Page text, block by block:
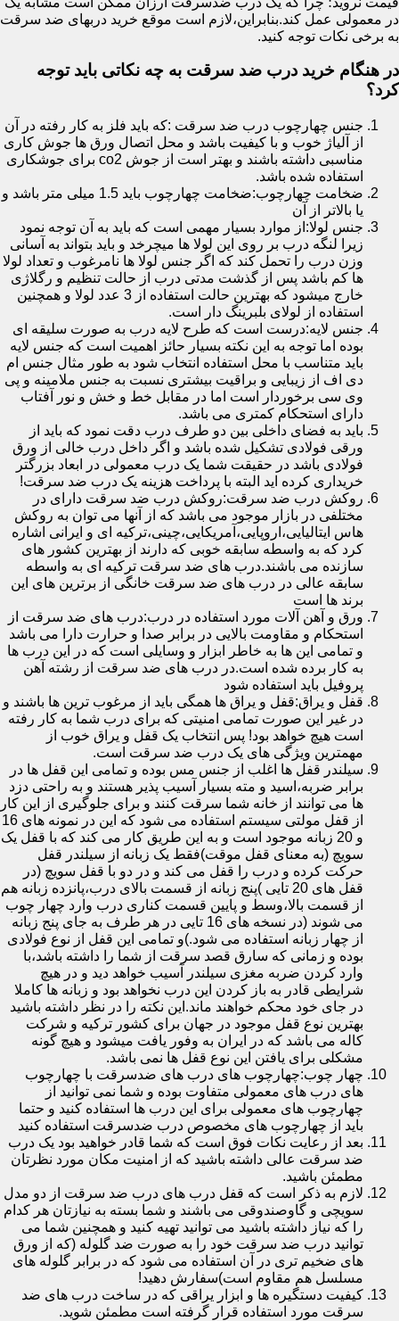
در معمولی عمل کند.بنابراین،لازم است موقع خرید دربهای ضد سرقت
به برخی نکات توجه کنید.
در هنگام خرید درب ضد سرقت به چه نکاتی باید توجه
کرد؟
جنس چهارچوب درب ضد سرقت :که باید فلز به کار رفته در آن
از آلیاژ خوب و با کیفیت باشد و محل اتصال ورق ها جوش کاری
مناسبی داشته باشند و بهتر است از جوش co2 برای جوشکاری
استفاده شده باشد.
ضخامت چهارچوب:ضخامت چهارچوب باید 1.5 میلی متر باشد و
یا بالاتر از آن
جنس لولا:از موارد بسیار مهمی است که باید به آن توجه نمود
زیرا لنگه درب بر روی این لولا ها میچرخد و باید بتواند به آسانی
وزن درب را تحمل کند که اگر جنس لولا ها نامرغوب و تعداد لولا
ها کم باشد پس از گذشت مدتی درب از حالت تنظیم و رگلاژی
خارج میشود که بهترین حالت استفاده از 3 عدد لولا و همچنین
استفاده از لولای بلبرینگ دار است.
جنس لایه:درست است که طرح لایه درب به صورت سلیقه ای
بوده اما توجه به این نکته بسیار حائز اهمیت است که جنس لایه
باید متناسب با محل استفاده انتخاب شود به طور مثال جنس ام
دی اف از زیبایی و براقیت بیشتری نسبت به جنس ملامینه و پی
وی سی برخوردار است اما در مقابل خط و خش و نور آفتاب
دارای استحکام کمتری می باشد.
باید به فضای داخلی بین دو طرف درب دقت نمود که باید از
ورقی فولادی تشکیل شده باشد و اگر داخل درب خالی از ورق
فولادی باشد در حقیقت شما یک درب معمولی در ابعاد بزرگتر
خریداری کرده اید البته با پرداخت هزینه یک درب ضد سرقت!
روکش درب ضد سرقت:روکش درب ضد سرقت دارای در
مختلفی در بازار موجود می باشد که از آنها می توان به روکش
هاس ایتالیایی،اروپایی،آمریکایی،چینی،ترکیه ای و ایرانی اشاره
کرد که به واسطه سابقه خوبی که دارند از بهترین کشور های
سازنده می باشند.درب های ضد سرقت ترکیه ای به واسطه
سابقه عالی در درب های ضد سرقت خانگی از برترین های این
برند ها است
ورق و آهن آلات مورد استفاده در درب:درب های ضد سرقت از
استحکام و مقاومت بالایی در برابر صدا و حرارت دارا می باشد
و تمامی این ها به خاطر ابزار و وسایلی است که در این درب ها
به کار برده شده است.در درب های ضد سرقت از رشته آهن
پروفیل باید استفاده شود
قفل و یراق:قفل و یراق ها همگی باید از مرغوب ترین ها باشند و
در غیر این صورت تمامی امنیتی که برای درب شما به کار رفته
است هیچ خواهد بود! پس انتخاب یک قفل و یراق خوب از
مهمترین ویژگی های یک درب ضد سرقت است.
سیلندر قفل ها اغلب از جنس مس بوده و تمامی این قفل ها در
برابر ضربه،اسید و مته بسیار آسیب پذیر هستند و به راحتی دزد
ها می توانند از خانه شما سرقت کنند و برای جلوگیری از این کار
از قفل مولتی سیستم استفاده می شود که این در نمونه های 16
و 20 زبانه موجود است و به این طریق کار می کند که با قفل یک
سویچ (به معنای قفل موقت)فقط یک زبانه از سیلندر قفل
حرکت کرده و درب را قفل می کند و در دو با قفل سویچ (در
قفل های 20 تایی )پنج زبانه از قسمت بالای درب،پانزده زبانه هم
از قسمت بالا،وسط و پایین قسمت کناری درب وارد چهار چوب
می شوند (در نسخه های 16 تایی در هر طرف به جای پنج زبانه
از چهار زبانه استفاده می شود.)و تمامی این قفل از نوع فولادی
بوده و زمانی که سارق قصد سرقت از شما را داشته باشد،با
وارد کردن ضربه مغزی سیلندر آسیب خواهد دید و در هیچ
شرایطی قادر به باز کردن این درب نخواهد بود و زبانه ها کاملا
در جای خود محکم خواهند ماند.این نکته را در نظر داشته باشید
بهترین نوع قفل موجود در جهان برای کشور ترکیه و شرکت
کاله می باشد که در ایران به وفور یافت میشود و هیچ گونه
مشکلی برای یافتن این نوع قفل ها نمی باشد.
چهار چوب:چهارچوب های درب های ضدسرقت با چهارچوب
های درب های معمولی متفاوت بوده و شما نمی توانید از
چهارچوب های معمولی برای این درب ها استفاده کنید و حتما
باید از چهارچوب های مخصوص درب ضدسرقت استفاده کنید
بعد از رعایت نکات فوق است که شما قادر خواهید بود یک درب
ضد سرقت عالی داشته باشید که از امنیت مکان مورد نظرتان
مطمئن باشید.
لازم به ذکر است که قفل درب های درب ضد سرقت از دو مدل
سویچی و گاوصندوقی می باشند و شما بسته به نیازتان هر کدام
را که نیاز داشته باشید می توانید تهیه کنید و همچنین شما می
توانید درب ضد سرقت خود را به صورت ضد گلوله (که از ورق
های ضخیم تری در آن استفاده می شود که در برابر گلوله های
مسلسل هم مقاوم است)سفارش دهید!
کیفیت دستگیره ها و ابزار یراقی که در ساخت درب های ضد
سرقت مورد استفاده قرار گرفته است مطمئن شوید.